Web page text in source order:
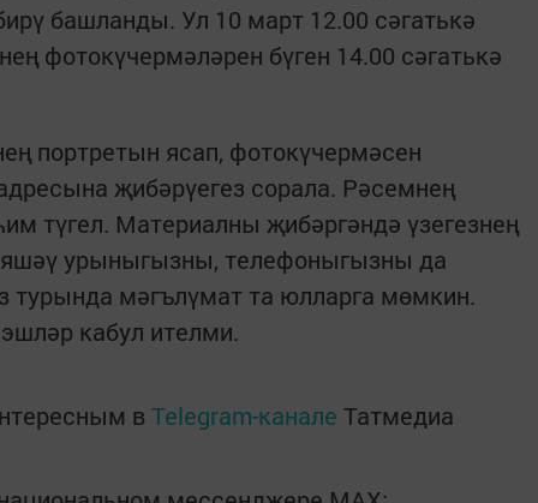
башланды. Ул 10 март 12.00 сәгатькә
фотокүчермәләрен бүген 14.00 сәгатькә
портретын ясап, фотокүчермәсен
җибәрүегез сорала. Рәсемнең
түгел. Материалны җибәргәндә үзегезнең
яшәү урыныгызны, телефоныгызны да
турында мәгълүмат та юлларга мөмкин.
кабул ителми.
в Telegram-канале Татмедиа